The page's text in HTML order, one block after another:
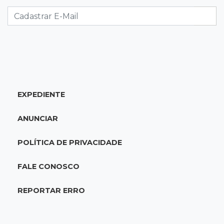
Eleitorado aprova teste da urna, mas diz que
colinha será "fundamental"
Escolas municipais lideram notas do Ensino
às quartas da Copa do Brasil
EXPEDIENTE
ANUNCIAR
POLÍTICA DE PRIVACIDADE
FALE CONOSCO
REPORTAR ERRO